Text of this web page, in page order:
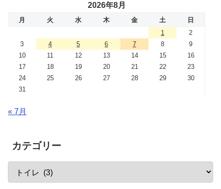
2026年8月
月 火 水 木 金 土
日
1
2
3
4 5 6 7 8
9
10
11 12 13 14 15
16
17
18 19 20 21 22
23
24
25 26 27 28 29
30
31
« 7月
カテゴリー